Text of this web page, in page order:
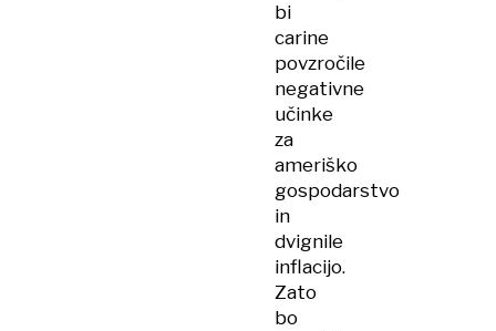
bi
carine
povzročile
negativne
učinke
za
ameriško
gospodarstvo
in
dvignile
inflacijo.
Zato
bo